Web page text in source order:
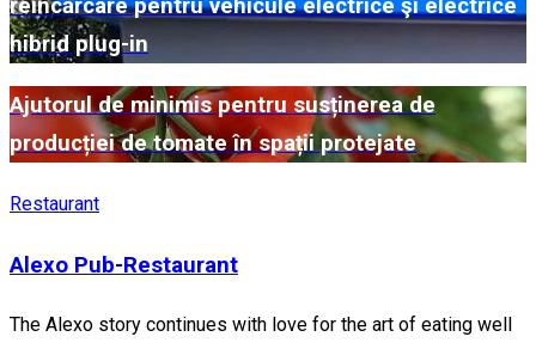
reîncărcare pentru vehicule electrice şi electrice
hibrid plug-in
Ajutorul de minimis pentru susținerea de
producției de tomate în spații protejate
Restaurant
Alexo Pub-Restaurant
The Alexo story continues with love for the art of eating well